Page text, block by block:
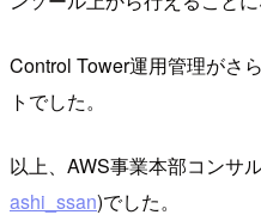
Control Tower運用管理がさ
トでした。
以上、AWS事業本部コンサ
ashi_ssan)でした。